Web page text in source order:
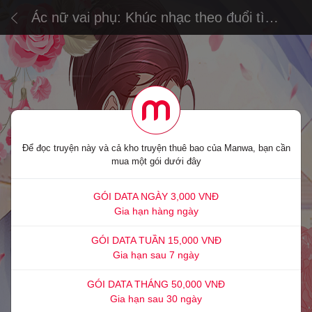
Ác nữ vai phụ: Khúc nhạc theo đuổi tình
yêu
Để đọc truyện này và cả kho truyện thuê bao của Manwa, bạn cần
mua một gói dưới đây
GÓI DATA NGÀY 3,000 VNĐ
Gia hạn hàng ngày
GÓI DATA TUẦN 15,000 VNĐ
Gia hạn sau 7 ngày
GÓI DATA THÁNG 50,000 VNĐ
Gia hạn sau 30 ngày